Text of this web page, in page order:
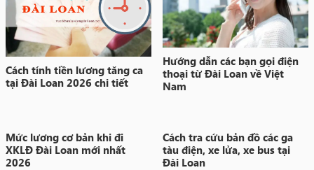
Cách tính tiền lương tăng ca
tại Đài Loan 2026 chi tiết
Hướng dẫn các bạn gọi điện
thoại từ Đài Loan về Việt
Nam
Mức lương cơ bản khi đi
XKLĐ Đài Loan mới nhất
2026
Cách tra cứu bản đồ các ga
tàu điện, xe lửa, xe bus tại
Đài Loan